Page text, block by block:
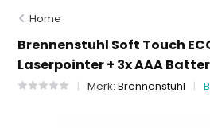
Home
Brennenstuhl Soft Touch
Laserpointer + 3x AAA
Merk:Brennenstuhl